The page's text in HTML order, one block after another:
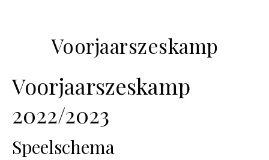
Voorjaarszeskamp
Voorjaarszeskamp
2022/2023
Speelschema